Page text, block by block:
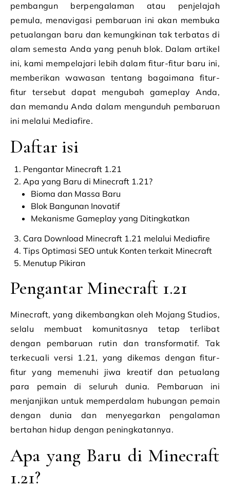
pembangun berpengalaman atau penjelajah
pemula, menavigasi pembaruan ini akan membuka
petualangan baru dan kemungkinan tak terbatas di
alam semesta Anda yang penuh blok. Dalam artikel
ini, kami mempelajari lebih dalam fitur-fitur baru ini,
memberikan wawasan tentang bagaimana fitur-
fitur tersebut dapat mengubah gameplay Anda,
dan memandu Anda dalam mengunduh pembaruan
ini melalui Mediafire.
Daftar isi
Pengantar Minecraft 1.21
Apa yang Baru di Minecraft 1.21?
Bioma dan Massa Baru
Blok Bangunan Inovatif
Mekanisme Gameplay yang Ditingkatkan
Cara Download Minecraft 1.21 melalui Mediafire
Tips Optimasi SEO untuk Konten terkait Minecraft
Menutup Pikiran
Pengantar Minecraft 1.21
Minecraft, yang dikembangkan oleh Mojang Studios,
selalu membuat komunitasnya tetap terlibat
dengan pembaruan rutin dan transformatif. Tak
terkecuali versi 1.21, yang dikemas dengan fitur-
fitur yang memenuhi jiwa kreatif dan petualang
para pemain di seluruh dunia. Pembaruan ini
menjanjikan untuk memperdalam hubungan pemain
dengan dunia dan menyegarkan pengalaman
bertahan hidup dengan peningkatannya.
Apa yang Baru di Minecraft
1.21?